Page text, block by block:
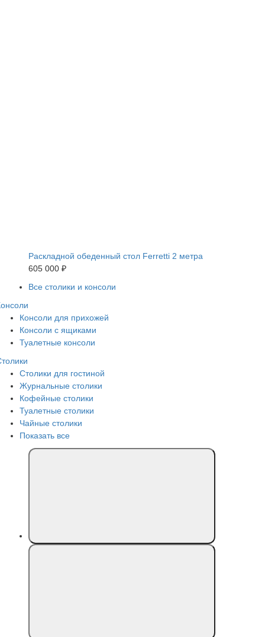
Раскладной обеденный стол Ferretti 2 метра
605 000 ₽
Все столики и консоли
Консоли для прихожей
Консоли с ящиками
Туалетные консоли
Столики для гостиной
Журнальные столики
Кофейные столики
Туалетные столики
Чайные столики
Показать все